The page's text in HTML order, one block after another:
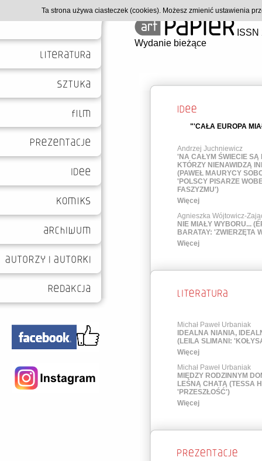
Wydanie bieżące
"'CAŁA EUROPA
Andrzej Juchniewicz
'NA CAŁYM ŚWIECIE SĄ
KTÓRZY NIENAWIDZĄ
(PAWEŁ MAURYCY
'POLSCY PISARZE
FASZYZMU')
Więcej
Agnieszka Wójtowicz-
NIE MIAŁY WYBORU...
BARATAY: 'ZWIERZĘTA
Więcej
Michał Paweł Urbaniak
IDEALNA NIANIA,
(LEILA SLIMANI:
Więcej
Michał Paweł Urbaniak
MIĘDZY RODZINNYM
LEŚNĄ CHATĄ (TESSA
'PRZESZŁOŚĆ')
Więcej
Ta strona używa ciasteczek (cookies). Możesz zmienić ustawienia